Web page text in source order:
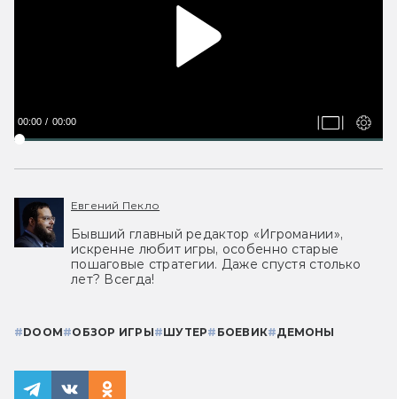
00:00 00:00
Евгений Пекло
Бывший главный редактор «Игромании»,
искренне любит игры, особенно старые
пошаговые стратегии. Даже спустя столько
лет? Всегда!
#DOOM#ОБЗОР ИГРЫ#ШУТЕР# БОЕВИК#ДЕМОНЫ